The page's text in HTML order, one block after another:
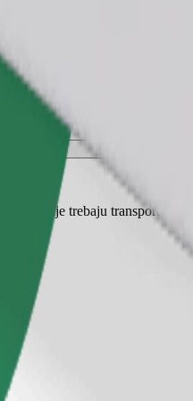
životinje trebaju transporter, a